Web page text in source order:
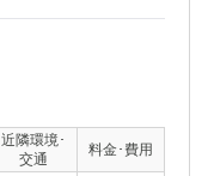
いて
思うよどう、集ま
近隣環境･
交通
料金･費用